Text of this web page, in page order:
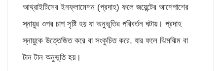
আথ্রাইটিসের ইনফ্লামেশন (প্রদাহ) ফলে জয়েন্টের আশেপাশের
স্নায়ুর ওপর চাপ সৃষ্টি হয় যা অনুভূতির পরিবর্তন ঘটায়। প্রদাহ
স্নায়ুকে উত্তেজিত করে বা সংকুচিত করে, যার ফলে ঝিমঝিম বা
টান টান অনুভূতি হয়।